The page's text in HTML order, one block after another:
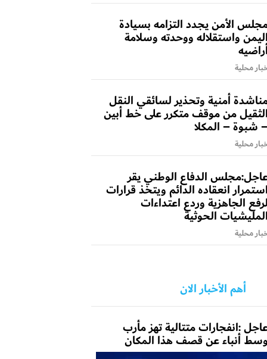
الأمن يجدد التزامه بسيادة
واستقلاله ووحدته وسلامة
محلية
أمنية وتحذير لسائقي النقل
من موقف متكرر على خط أبين
شبوة – المكلا
محلية
الدفاع الوطني يقر
انعقاده الدائم ويتخذ قرارات
الجاهزية وردع اعتداءات
الحوثية
محلية
أهم الأخبار الان
:انفجارات متتالية تهز مأرب
أنباء عن قصف هذا المكان